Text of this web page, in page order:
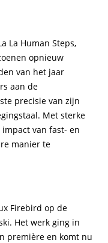
La Human Steps,
opnieuw
van het jaar
aan de
precisie van zijn
Met sterke
van fast- en
manier te
Firebird op de
Het werk ging in
première en komt nu